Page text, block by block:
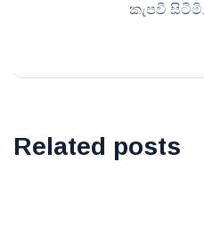
කැපවී සිටිමි.
Related posts